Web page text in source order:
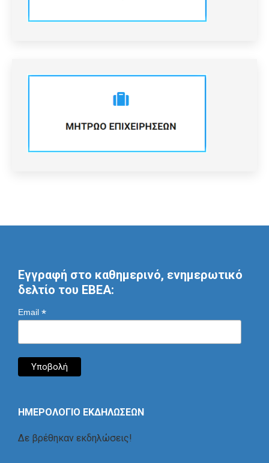
Εγγραφή στο καθημερινό, ενημερωτικό
δελτίο του ΕΒΕΑ:
Email *
ΗΜΕΡΟΛΟΓΙΟ ΕΚΔΗΛΩΣΕΩΝ
Δε βρέθηκαν εκδηλώσεις!